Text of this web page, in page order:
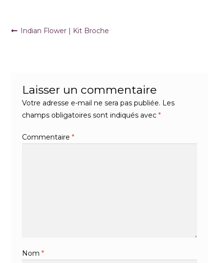
Navigation
Article
Indian Flower | Kit Broche
Laisser un commentaire
Votre adresse e-mail ne sera pas publiée. Les
champs obligatoires sont indiqués avec*
Commentaire*
Nom*